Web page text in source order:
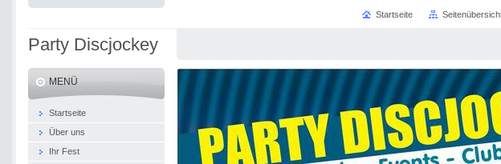
Party Discjockey
MENÜ
Startseite
Über uns
Ihr Fest
Startseite